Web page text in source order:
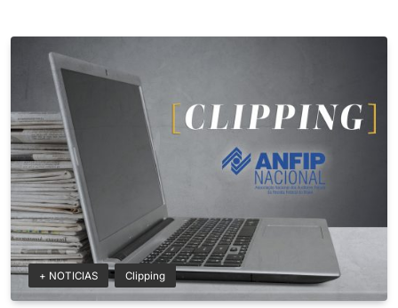
+ NOTICIAS Clipping